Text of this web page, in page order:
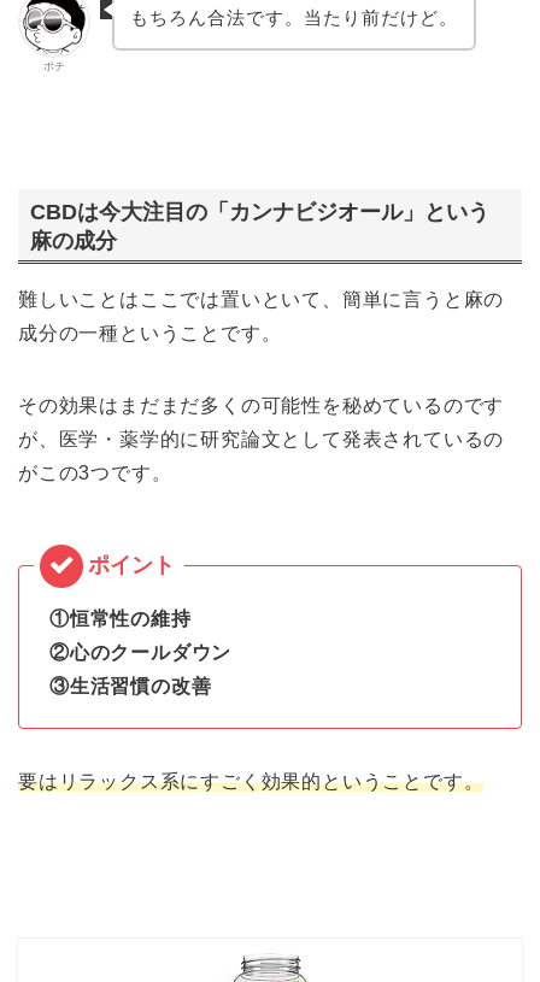
ポチ
もちろん合法です。当たり前だけど。
CBDは今大注目の「カンナビジオール」という
麻の成分
難しいことはここでは置いといて、簡単に言うと麻の
成分の一種ということです。
その効果はまだまだ多くの可能性を秘めているのです
が、医学・薬学的に研究論文として発表されているの
がこの3つです。
①恒常性の維持
②心のクールダウン
③生活習慣の改善
要はリラックス系にすごく効果的ということです。